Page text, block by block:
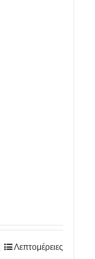
Λεπτομέρειες